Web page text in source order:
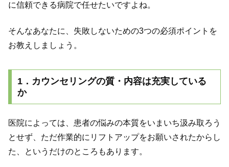
に信頼できる病院で任せたいですよね。
そんなあなたに、失敗しないための3つの必須ポイントを
お教えしましょう。
1．カウンセリングの質・内容は充実している
か
医院によっては、患者の悩みの本質をいまいち汲み取ろう
とせず、ただ作業的にリフトアップをお願いされたからし
た、というだけのところもあります。